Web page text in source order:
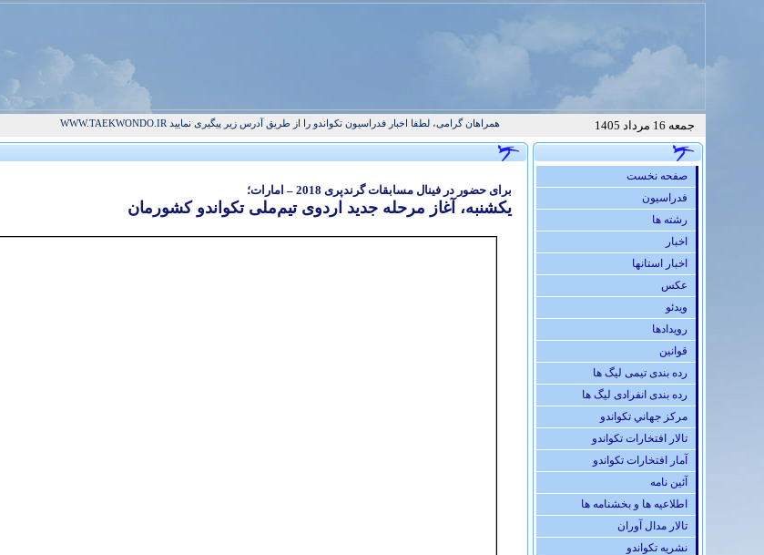
همراهان گرامی، لطفا اخبار فدراسیون تکواندو را از طریق آدرس زیر پیگیری نمایید WWW.TAEKWONDO.IR جمعه 16 مرداد 1405
برای حضور در فینال مسابقات گرندپری 2018 – امارات؛
یکشنبه، آغاز مرحله جدید اردوی تیم‌ملی تکواندو کشورمان
صفحه نخست
فدراسيون
رشته ها
اخبار
اخبار استانها
عكس
ویدئو
رويدادها
قوانين
رده بندی تیمی لیگ ها
رده بندی انفرادی لیگ ها
مركز جهاني تكواندو
تالار افتخارات تكواندو
آمار افتخارات تكواندو
آئين نامه
اطلاعیه ها و بخشنامه ها
تالار مدال آوران
نشريه تكواندو